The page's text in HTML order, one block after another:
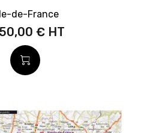
de-France
€